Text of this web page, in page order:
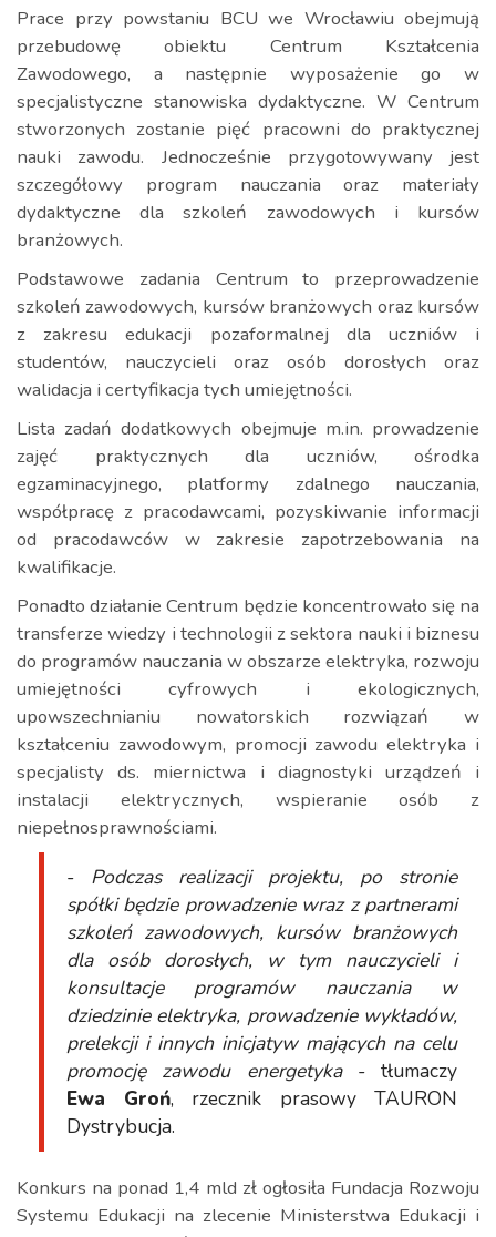
Prace przy powstaniu BCU we Wrocławiu obejmują
przebudowę obiektu Centrum Kształcenia
Zawodowego, a następnie wyposażenie go w
specjalistyczne stanowiska dydaktyczne. W Centrum
stworzonych zostanie pięć pracowni do praktycznej
nauki zawodu. Jednocześnie przygotowywany jest
szczegółowy program nauczania oraz materiały
dydaktyczne dla szkoleń zawodowych i kursów
branżowych.
Podstawowe zadania Centrum to przeprowadzenie
szkoleń zawodowych, kursów branżowych oraz kursów
z zakresu edukacji pozaformalnej dla uczniów i
studentów, nauczycieli oraz osób dorosłych oraz
walidacja i certyfikacja tych umiejętności.
Lista zadań dodatkowych obejmuje m.in. prowadzenie
zajęć praktycznych dla uczniów, ośrodka
egzaminacyjnego, platformy zdalnego nauczania,
współpracę z pracodawcami, pozyskiwanie informacji
od pracodawców w zakresie zapotrzebowania na
kwalifikacje.
Ponadto działanie Centrum będzie koncentrowało się na
transferze wiedzy i technologii z sektora nauki i biznesu
do programów nauczania w obszarze elektryka, rozwoju
umiejętności cyfrowych i ekologicznych,
upowszechnianiu nowatorskich rozwiązań w
kształceniu zawodowym, promocji zawodu elektryka i
specjalisty ds. miernictwa i diagnostyki urządzeń i
instalacji elektrycznych, wspieranie osób z
niepełnosprawnościami.
- Podczas realizacji projektu, po stronie
spółki będzie prowadzenie wraz z partnerami
szkoleń zawodowych, kursów branżowych
dla osób dorosłych, w tym nauczycieli i
konsultacje programów nauczania w
dziedzinie elektryka, prowadzenie wykładów,
prelekcji i innych inicjatyw mających na celu
promocję zawodu energetyka- tłumaczy
Ewa Groń, rzecznik prasowy TAURON
Dystrybucja.
Konkurs na ponad 1,4 mld zł ogłosiła Fundacja Rozwoju
Systemu Edukacji na zlecenie Ministerstwa Edukacji i